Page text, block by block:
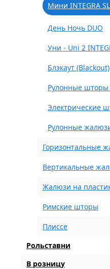
Мини INTEGRA
День Ночь DUO
Уни - Uni 2
Блэкаут (Blackout)
Рулонные шторы
Электрические
Рулонные
Горизонтальные
Вертикальные
Жалюзи на
Римские шторы
Плиссе
Рольставни
В розницу